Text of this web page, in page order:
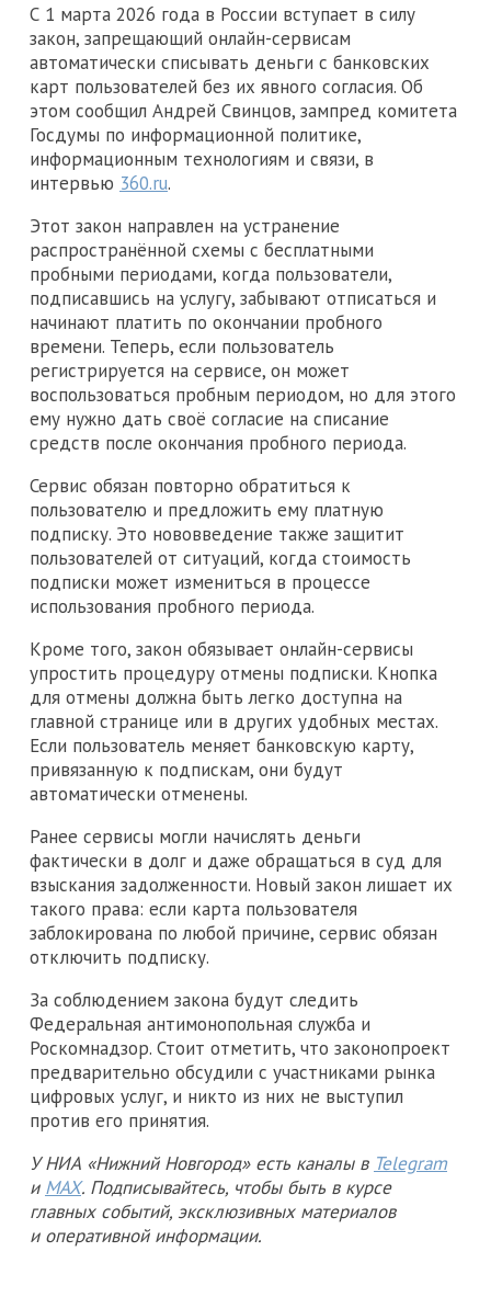
С 1 марта 2026 года в России вступает в силу
закон, запрещающий онлайн-сервисам
автоматически списывать деньги с банковских
карт пользователей без их явного согласия. Об
этом сообщил Андрей Свинцов, зампред комитета
Госдумы по информационной политике,
информационным технологиям и связи, в
интервью 360.ru.
Этот закон направлен на устранение
распространённой схемы с бесплатными
пробными периодами, когда пользователи,
подписавшись на услугу, забывают отписаться и
начинают платить по окончании пробного
времени. Теперь, если пользователь
регистрируется на сервисе, он может
воспользоваться пробным периодом, но для этого
ему нужно дать своё согласие на списание
средств после окончания пробного периода.
Сервис обязан повторно обратиться к
пользователю и предложить ему платную
подписку. Это нововведение также защитит
пользователей от ситуаций, когда стоимость
подписки может измениться в процессе
использования пробного периода.
Кроме того, закон обязывает онлайн-сервисы
упростить процедуру отмены подписки. Кнопка
для отмены должна быть легко доступна на
главной странице или в других удобных местах.
Если пользователь меняет банковскую карту,
привязанную к подпискам, они будут
автоматически отменены.
Ранее сервисы могли начислять деньги
фактически в долг и даже обращаться в суд для
взыскания задолженности. Новый закон лишает их
такого права: если карта пользователя
заблокирована по любой причине, сервис обязан
отключить подписку.
За соблюдением закона будут следить
Федеральная антимонопольная служба и
Роскомнадзор. Стоит отметить, что законопроект
предварительно обсудили с участниками рынка
цифровых услуг, и никто из них не выступил
против его принятия.
У НИА «Нижний Новгород» есть каналы в Telegram
и MAX. Подписывайтесь, чтобы быть в курсе
главных событий, эксклюзивных материалов
и оперативной информации.